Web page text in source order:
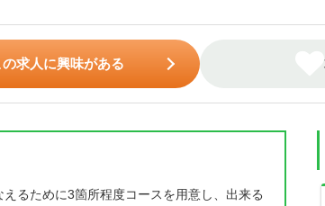
の求人に興味がある
るために3箇所程度コースを用意し、出来る